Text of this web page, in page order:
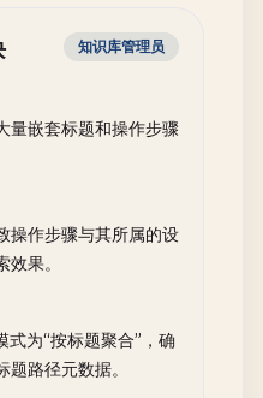
知识库管理员
量嵌套标题和操作步骤
操作步骤与其所属的设
果。
式为“按标题聚合”，确
路径元数据。